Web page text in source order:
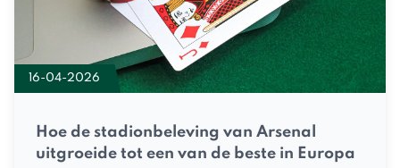
16-04-2026
Hoe de stadionbeleving van Arsenal
uitgroeide tot een van de beste in Europa